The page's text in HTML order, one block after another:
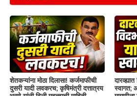
शेतकऱ्यांना मोठा दिलासा! कर्जमाफीची
दुसरी यादी लवकरच; कृषिमंत्री दत्तात्रय
स्वागत;